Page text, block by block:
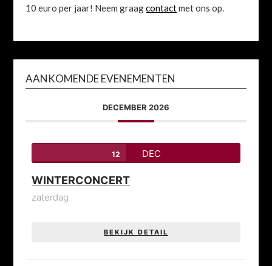
10 euro per jaar! Neem graagcontactmet ons op.
AANKOMENDE EVENEMENTEN
DECEMBER 2026
12 DEC
WINTERCONCERT
zaterdag
BEKIJK DETAIL